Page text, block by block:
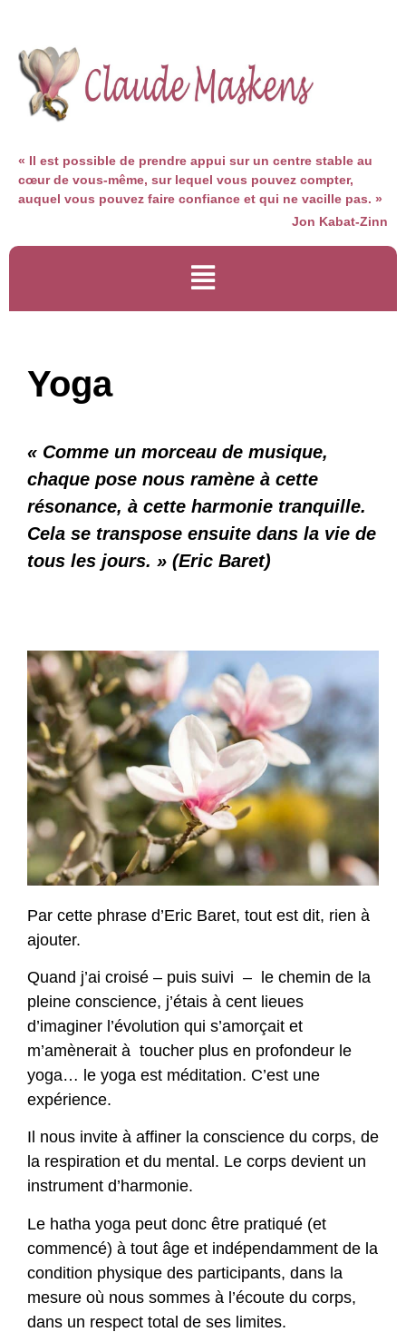
« Il est possible de prendre appui sur un centre stable au
cœur de vous-même, sur lequel vous pouvez compter,
auquel vous pouvez faire confiance et qui ne vacille pas. »
Jon Kabat-Zinn
Yoga
« Comme un morceau de musique,
chaque pose nous ramène à cette
résonance, à cette harmonie tranquille.
Cela se transpose ensuite dans la vie de
tous les jours. » (Eric Baret)
Par cette phrase d’Eric Baret, tout est dit, rien à
ajouter.
Quand j’ai croisé – puis suivi – le chemin de la
pleine conscience, j’étais à cent lieues
d’imaginer l’évolution qui s’amorçait et
m’amènerait à toucher plus en profondeur le
yoga… le yoga est méditation. C’est une
expérience.
Il nous invite à affiner la conscience du corps, de
la respiration et du mental. Le corps devient un
instrument d’harmonie.
Le hatha yoga peut donc être pratiqué (et
commencé) à tout âge et indépendamment de la
condition physique des participants, dans la
mesure où nous sommes à l’écoute du corps,
dans un respect total de ses limites.